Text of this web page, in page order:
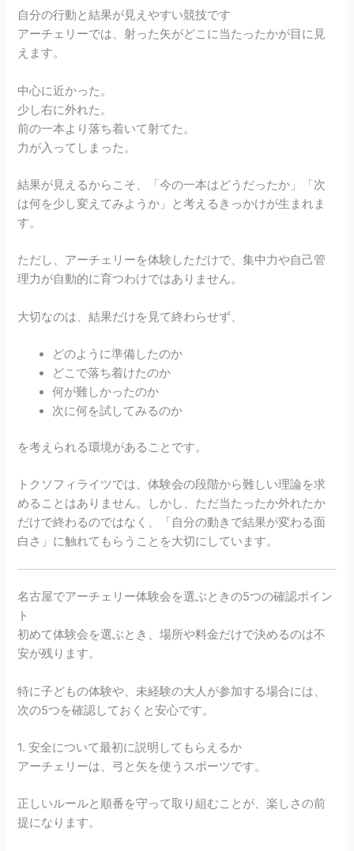
自分の行動と結果が見えやすい競技です
アーチェリーでは、射った矢がどこに当たったかが目に見
えます。
中心に近かった。
少し右に外れた。
前の一本より落ち着いて射てた。
力が入ってしまった。
結果が見えるからこそ、「今の一本はどうだったか」「次
は何を少し変えてみようか」と考えるきっかけが生まれま
す。
ただし、アーチェリーを体験しただけで、集中力や自己管
理力が自動的に育つわけではありません。
大切なのは、結果だけを見て終わらせず、
どのように準備したのか
どこで落ち着けたのか
何が難しかったのか
次に何を試してみるのか
を考えられる環境があることです。
トクソフィライツでは、体験会の段階から難しい理論を求
めることはありません。しかし、ただ当たったか外れたか
だけで終わるのではなく、「自分の動きで結果が変わる面
白さ」に触れてもらうことを大切にしています。
名古屋でアーチェリー体験会を選ぶときの5つの確認ポイン
ト
初めて体験会を選ぶとき、場所や料金だけで決めるのは不
安が残ります。
特に子どもの体験や、未経験の大人が参加する場合には、
次の5つを確認しておくと安心です。
1. 安全について最初に説明してもらえるか
アーチェリーは、弓と矢を使うスポーツです。
正しいルールと順番を守って取り組むことが、楽しさの前
提になります。